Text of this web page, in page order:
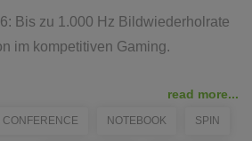
Bis zu 1.000 Hz Bildwiederholrate
im kompetitiven Gaming.
read more...
NOTEBOOK SPIN